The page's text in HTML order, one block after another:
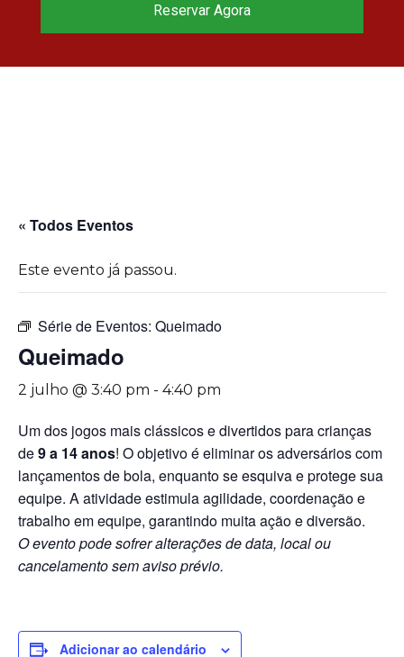
« Todos Eventos
Este evento já passou.
Série de Eventos: Queimado
Queimado
2 julho @ 3:40 pm - 4:40 pm
Um dos jogos mais clássicos e divertidos para crianças
de9 a 14 anos! O objetivo é eliminar os adversários com
lançamentos de bola, enquanto se esquiva e protege sua
equipe. A atividade estimula agilidade, coordenação e
trabalho em equipe, garantindo muita ação e diversão.
O evento pode sofrer alterações de data, local ou
cancelamento sem aviso prévio.
Adicionar ao calendário
Reservar Agora